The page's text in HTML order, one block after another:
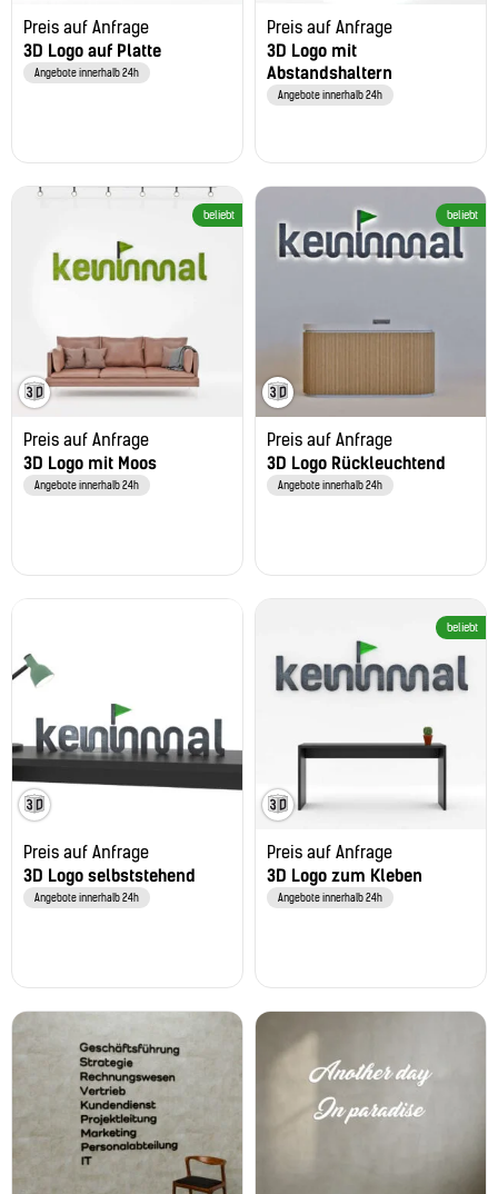
Preis auf Anfrage
3D Logo auf Platte
Angebote innerhalb 24h
Preis auf Anfrage
3D Logo mit
Abstandshaltern
Angebote innerhalb 24h
beliebt
Preis auf Anfrage
3D Logo mit Moos
Angebote innerhalb 24h
beliebt
Preis auf Anfrage
3D Logo Rückleuchtend
Angebote innerhalb 24h
Preis auf Anfrage
3D Logo selbststehend
Angebote innerhalb 24h
beliebt
Preis auf Anfrage
3D Logo zum Kleben
Angebote innerhalb 24h